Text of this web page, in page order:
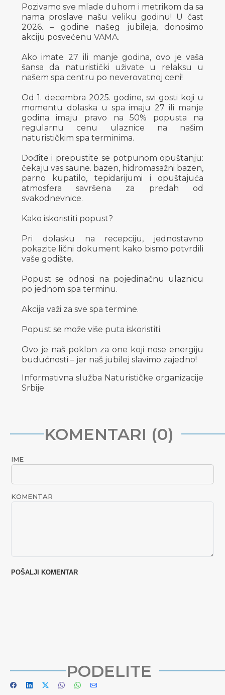
Pozivamo sve mlade duhom i metrikom da sa
nama proslave našu veliku godinu! U čast
2026. – godine našeg jubileja, donosimo
akciju posvećenu VAMA.
Ako imate 27 ili manje godina, ovo je vaša
šansa da naturistički uživate u relaksu u
našem spa centru po neverovatnoj ceni!
Od 1. decembra 2025. godine, svi gosti koji u
momentu dolaska u spa imaju 27 ili manje
godina imaju pravo na 50% popusta na
regularnu cenu ulaznice na našim
naturističkim spa terminima.
Dođite i prepustite se potpunom opuštanju:
čekaju vas saune. bazen, hidromasažni bazen,
parno kupatilo, tepidarijumi i opuštajuća
atmosfera savršena za predah od
svakodnevnice.
Kako iskoristiti popust?
Pri dolasku na recepciju, jednostavno
pokazite lični dokument kako bismo potvrdili
vaše godište.
Popust se odnosi na pojedinačnu ulaznicu
po jednom spa terminu.
Akcija važi za sve spa termine.
Popust se može više puta iskoristiti.
Ovo je naš poklon za one koji nose energiju
budućnosti – jer naš jubilej slavimo zajedno!
Informativna služba Naturističke organizacije
Srbije
KOMENTARI (0)
IME
KOMENTAR
PODELITE